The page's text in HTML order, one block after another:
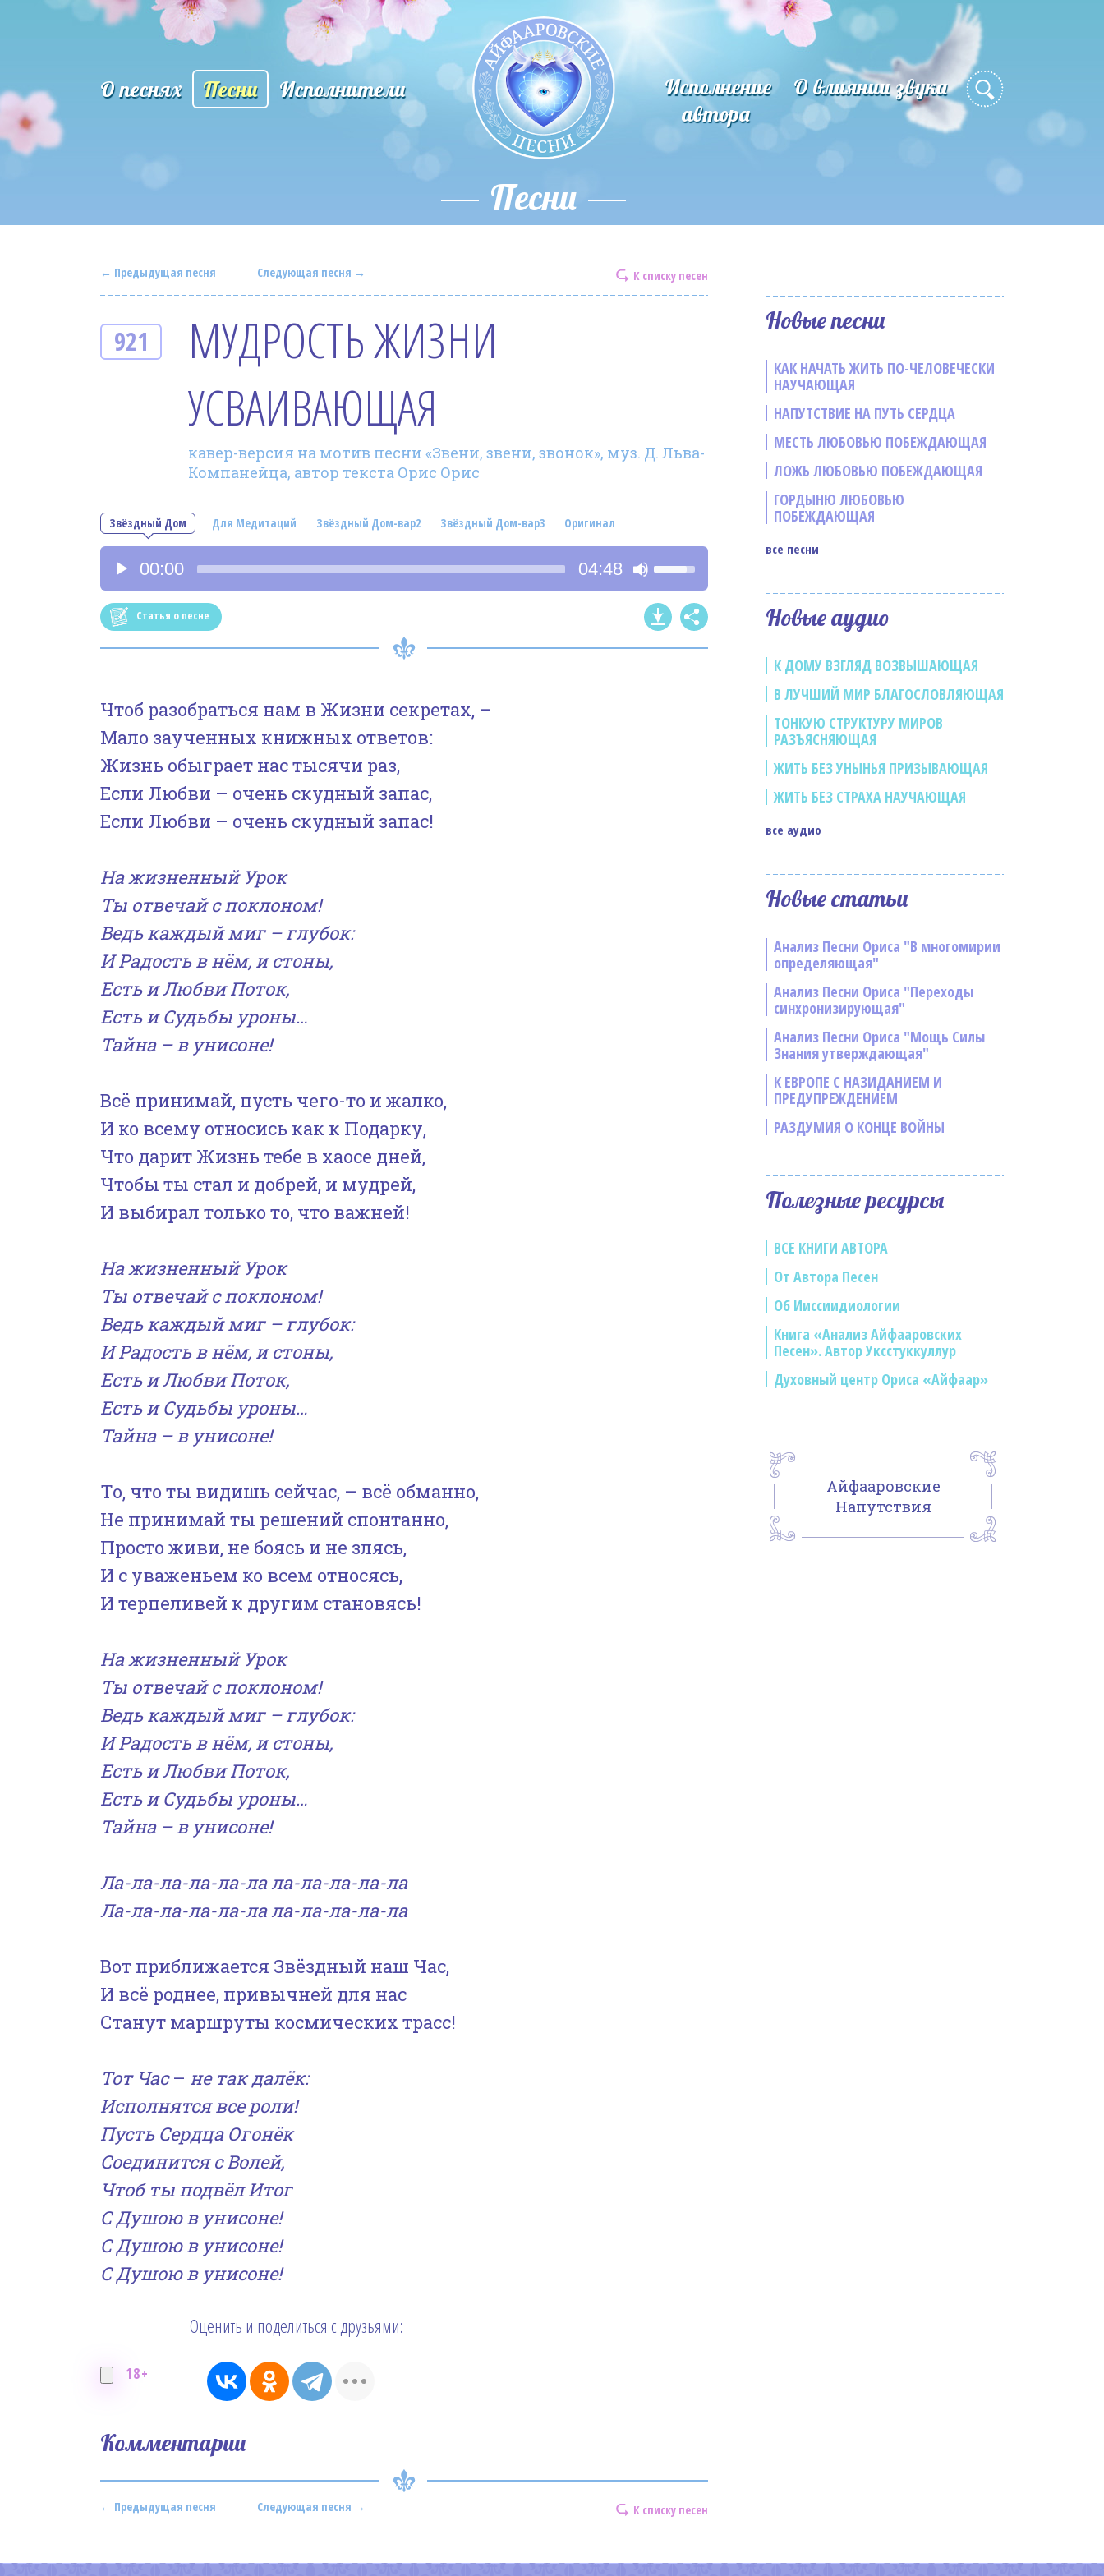
О песнях Песни Исполнители
Исполнение
автора
О влиянии звука
Песни
← Предыдущая песня К списку песен
Следующая песня →
921
МУДРОСТЬ ЖИЗНИ
УСВАИВАЮЩАЯ
кавер-версия на мотив песни «Звени, звени, звонок», муз. Д. Льва-
Компанейца, автор текста Орис Орис
Звёздный Дом Для Медитаций Звёздный Дом-вар2 Звёздный Дом-вар3 Оригинал
Аудиоплеер
00:00 04:48
Используйте
клавиши
со
стрелками
Статья о песне
Чтоб разобраться нам в Жизни секретах, –
Мало заученных книжных ответов:
Жизнь обыграет нас тысячи раз,
Если Любви – очень скудный запас,
Если Любви – очень скудный запас!
На жизненный Урок
Ты отвечай с поклоном!
Ведь каждый миг – глубок:
И Радость в нём, и стоны,
Есть и Любви Поток,
Есть и Судьбы уроны…
Тайна – в унисоне!
Всё принимай, пусть чего-то и жалко,
И ко всему относись как к Подарку,
Что дарит Жизнь тебе в хаосе дней,
Чтобы ты стал и добрей, и мудрей,
И выбирал только то, что важней!
На жизненный Урок
Ты отвечай с поклоном!
Ведь каждый миг – глубок:
И Радость в нём, и стоны,
Есть и Любви Поток,
Есть и Судьбы уроны…
Тайна – в унисоне!
То, что ты видишь сейчас, – всё обманно,
Не принимай ты решений спонтанно,
Просто живи, не боясь и не злясь,
И с уваженьем ко всем относясь,
И терпеливей к другим становясь!
На жизненный Урок
Ты отвечай с поклоном!
Ведь каждый миг – глубок:
И Радость в нём, и стоны,
Есть и Любви Поток,
Есть и Судьбы уроны…
Тайна – в унисоне!
Ла-ла-ла-ла-ла-ла ла-ла-ла-ла-ла
Ла-ла-ла-ла-ла-ла ла-ла-ла-ла-ла
Вот приближается Звёздный наш Час,
И всё роднее, привычней для нас
Станут маршруты космических трасс!
Тот Час– не так далёк:
Исполнятся все роли!
Пусть Сердца Огонёк
Соединится с Волей,
Чтоб ты подвёл Итог
С Душою в унисоне!
С Душою в унисоне!
С Душою в унисоне!
18+
Оценить и поделиться с друзьями:
Комментарии
← Предыдущая песня К списку песен
Следующая песня →
Новые песни
КАК НАЧАТЬ ЖИТЬ ПО-ЧЕЛОВЕЧЕСКИ
НАУЧАЮЩАЯ
НАПУТСТВИЕ НА ПУТЬ СЕРДЦА
МЕСТЬ ЛЮБОВЬЮ ПОБЕЖДАЮЩАЯ
ЛОЖЬ ЛЮБОВЬЮ ПОБЕЖДАЮЩАЯ
ГОРДЫНЮ ЛЮБОВЬЮ
ПОБЕЖДАЮЩАЯ
все песни
Новые аудио
К ДОМУ ВЗГЛЯД ВОЗВЫШАЮЩАЯ
В ЛУЧШИЙ МИР БЛАГОСЛОВЛЯЮЩАЯ
ТОНКУЮ СТРУКТУРУ МИРОВ
РАЗЪЯСНЯЮЩАЯ
ЖИТЬ БЕЗ УНЫНЬЯ ПРИЗЫВАЮЩАЯ
ЖИТЬ БЕЗ СТРАХА НАУЧАЮЩАЯ
все аудио
Новые статьи
Анализ Песни Ориса "В многомирии
определяющая"
Анализ Песни Ориса "Переходы
синхронизирующая"
Анализ Песни Ориса "Мощь Силы
Знания утверждающая"
К ЕВРОПЕ С НАЗИДАНИЕМ И
ПРЕДУПРЕЖДЕНИЕМ
РАЗДУМИЯ О КОНЦЕ ВОЙНЫ
Полезные ресурсы
ВСЕ КНИГИ АВТОРА
От Автора Песен
Об Ииссиидиологии
Книга «Анализ Айфааровских
Песен». Автор Уксстуккуллур
Духовный центр Ориса «Айфаар»
Айфааровские
Напутствия